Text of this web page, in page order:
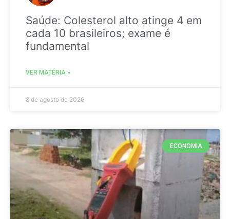
Saúde: Colesterol alto atinge 4 em
cada 10 brasileiros; exame é
fundamental
VER MATÉRIA »
8 de agosto de 2026
ECONOMIA